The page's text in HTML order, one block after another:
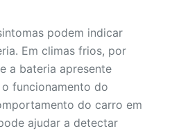
podem indicar
Em climas frios, por
a bateria apresente
funcionamento do
do carro em
ajudar a detectar